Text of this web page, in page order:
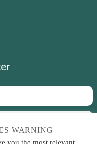
WARNING